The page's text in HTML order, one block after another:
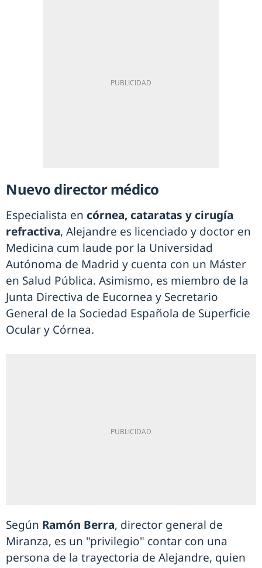
Nuevo director médico
Especialista en córnea, cataratas y cirugía
refractiva, Alejandre es licenciado y doctor en
Medicina cum laude por la Universidad
Autónoma de Madrid y cuenta con un Máster
en Salud Pública. Asimismo, es miembro de la
Junta Directiva de Eucornea y Secretario
General de la Sociedad Española de Superficie
Ocular y Córnea.
Según Ramón Berra, director general de
Miranza, es un "privilegio" contar con una
persona de la trayectoria de Alejandre, quien